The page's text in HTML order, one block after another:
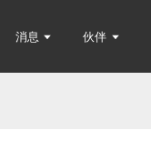
消息 伙伴